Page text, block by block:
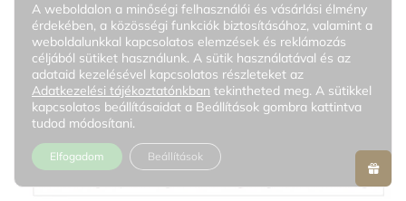
A weboldalon a minőségi felhasználói és vásárlási élmény
érdekében, a közösségi funkciók biztosításához, valamint a
weboldalunkkal kapcsolatos elemzések és reklámozás
céljából sütiket használunk. A sütik használatával és az
adataid kezelésével kapcsolatos részleteket az
Adatkezelési tájékoztatónkban tekintheted meg. A sütikkel
kapcsolatos beállításaidat a Beállítások gombra kattintva
tudod módosítani.
Elfogadom Beállítások